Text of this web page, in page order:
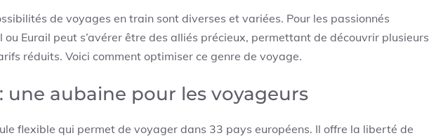
de voyages en train sont diverses et variées. Pour les passionnés
ou Eurail peut s’avérer être des alliés précieux, permettant de découvrir plusieurs
réduits. Voici comment optimiser ce genre de voyage.
une aubaine pour les voyageurs
flexible qui permet de voyager dans 33 pays européens. Il offre la liberté de